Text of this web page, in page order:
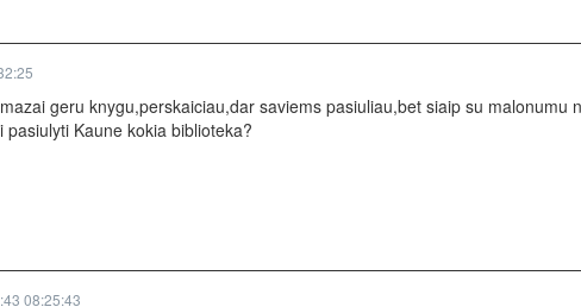
geru knygu,perskaiciau,dar saviems pasiuliau,bet siaip su malonumu
Kaune kokia biblioteka?
08:25:43